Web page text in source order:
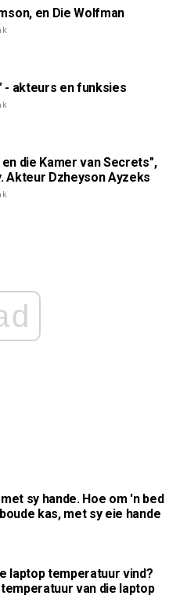
en Die Wolfman
- akteurs en funksies
die Kamer van Secrets",
Akteur Dzheyson Ayzeks
sy hande. Hoe om 'n bed
kas, met sy eie hande
laptop temperatuur vind?
van die laptop